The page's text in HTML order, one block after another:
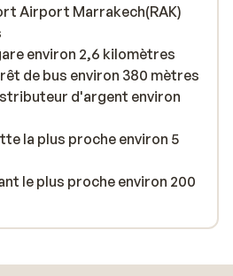
Airport Marrakech(RAK)
environ 2,6 kilomètres
de bus environ 380 mètres
d'argent environ
la plus proche environ 5
le plus proche environ 200